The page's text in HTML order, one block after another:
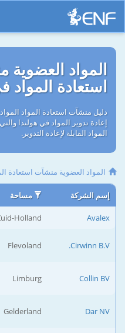
المواد العضوية
استعادة المواد
دليل منشآت استعادة المواد
إعادة تدوير المواد في هولندا
المواد القابلة لإعادة التدوير.
المواد العضوية منشآت استعادة
إسم الشركة مساحة
Avalex
Holland
Cirwinn B.V.
Flevoland
Collin BV
Limburg
Dar NV
Gelderland